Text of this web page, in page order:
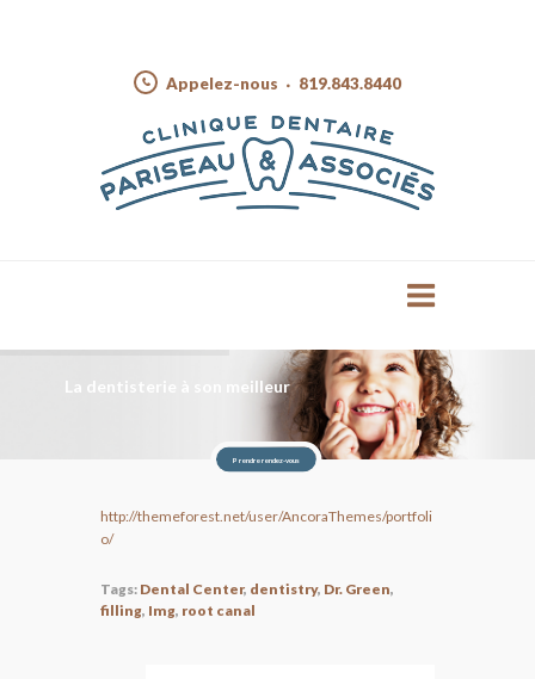
Appelez-nous 819.843.8440
La dentisterie à son meilleur
Prendre rendez-vous
http://themeforest.net/user/AncoraThemes/portfoli
o/
Tags: Dental Center, dentistry, Dr. Green,
filling, Img, root canal